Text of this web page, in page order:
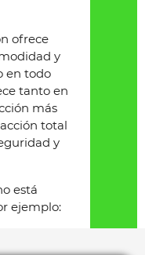
ofrece
y
en todo
tanto en
más
total
y
está
ejemplo: